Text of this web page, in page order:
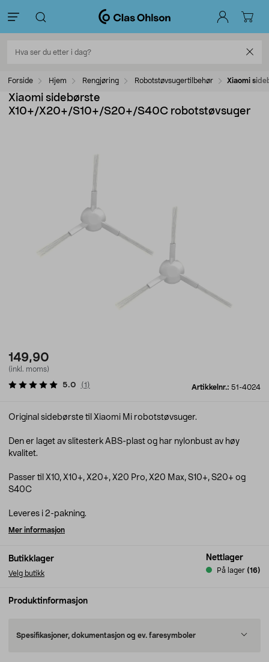
Forside Hjem Rengjøring Robotstøvsugertilbehør Xiaomi
Xiaomi sidebørste
X10+/X20+/S10+/S20+/S40C robotstøvsuger
149,90
(inkl. moms)
Artikkelnr.: 51-4024
5.0 (1 )
Butikklager
Velg butikk
Nettlager
På lager (16)
Original sidebørste til Xiaomi Mi robotstøvsuger.
Den er laget av slitesterk ABS-plast og har nylonbust av høy
kvalitet.
Passer til X10, X10+, X20+, X20 Pro, X20 Max, S10+, S20+ og
S40C
Leveres i 2-pakning.
Mer informasjon
Produktinformasjon
Spesifikasjoner, dokumentasjon og ev. faresymboler